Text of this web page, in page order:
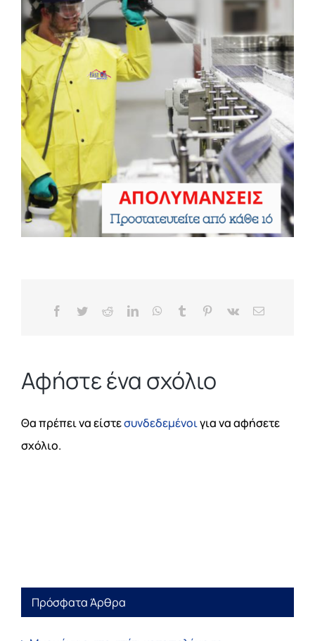
ΤΙΜΕΣ
ΕΠΙΚΟΙΝΩΝΙΑ
Blog
Facebook
TwitterRedditLinkedInWhatsApp
Tumblr Pinterest
Vk Email
Αφήστε ένα σχόλιο
Θα πρέπει να είστεσυνδεδεμένοιγια να αφήσετε
σχόλιο.
Πρόσφατα Άρθρα